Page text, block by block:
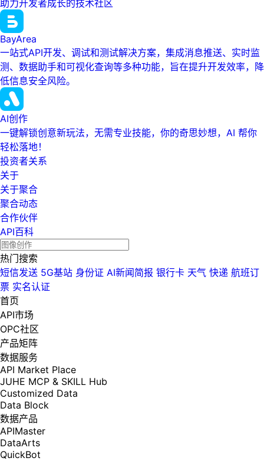
助力开发者成长的技术社区
BayArea
一站式API开发、调试和测试解决方案，集成消息推送、实时监
测、数据助手和可视化查询等多种功能，旨在提升开发效率，降
低信息安全风险。
AI创作
一键解锁创意新玩法，无需专业技能，你的奇思妙想，AI 帮你
轻松落地！
投资者关系
关于
关于聚合
聚合动态
合作伙伴
API百科
热门搜索
短信发送 5G基站 身份证 AI新闻简报 银行卡 天气 快递 航班订
票 实名认证
首页
API市场
OPC社区
产品矩阵
数据服务
API Market Place
JUHE MCP & SKILL Hub
Customized Data
Data Block
数据产品
APIMaster
DataArts
QuickBot